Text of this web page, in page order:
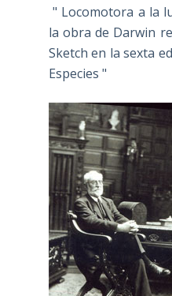
" Locomotora a la
la obra de Darwin
Sketch en la sexta
Especies "